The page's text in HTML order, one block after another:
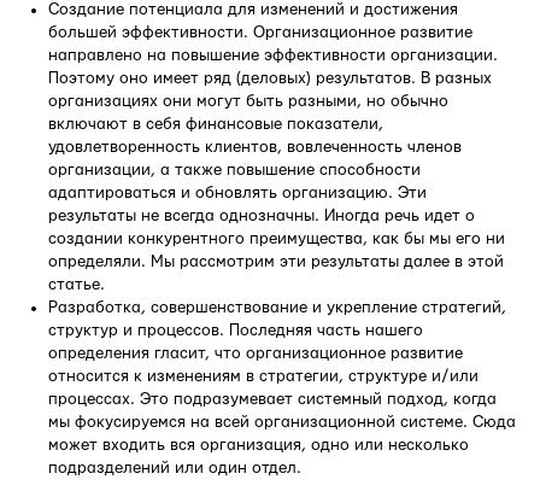
Создание потенциала для изменений и достижения
большей эффективности. Организационное развитие
направлено на повышение эффективности организации.
Поэтому оно имеет ряд (деловых) результатов. В разных
организациях они могут быть разными, но обычно
включают в себя финансовые показатели,
удовлетворенность клиентов, вовлеченность членов
организации, а также повышение способности
адаптироваться и обновлять организацию. Эти
результаты не всегда однозначны. Иногда речь идет о
создании конкурентного преимущества, как бы мы его ни
определяли. Мы рассмотрим эти результаты далее в этой
статье.
Разработка, совершенствование и укрепление стратегий,
структур и процессов. Последняя часть нашего
определения гласит, что организационное развитие
относится к изменениям в стратегии, структуре и/или
процессах. Это подразумевает системный подход, когда
мы фокусируемся на всей организационной системе. Сюда
может входить вся организация, одно или несколько
подразделений или один отдел.